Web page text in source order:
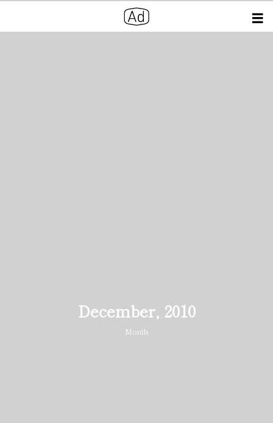
December, 2010
Month